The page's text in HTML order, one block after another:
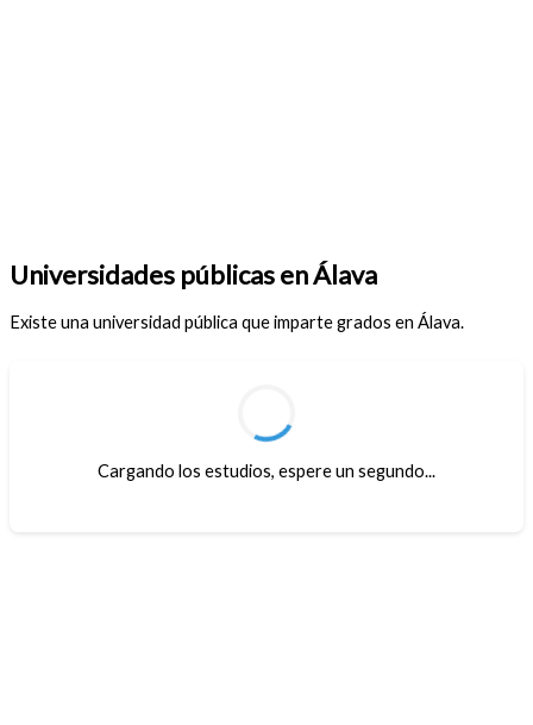
Universidades públicas en Álava
Existe una universidad pública que imparte grados en Álava.
Cargando los estudios, espere un segundo...